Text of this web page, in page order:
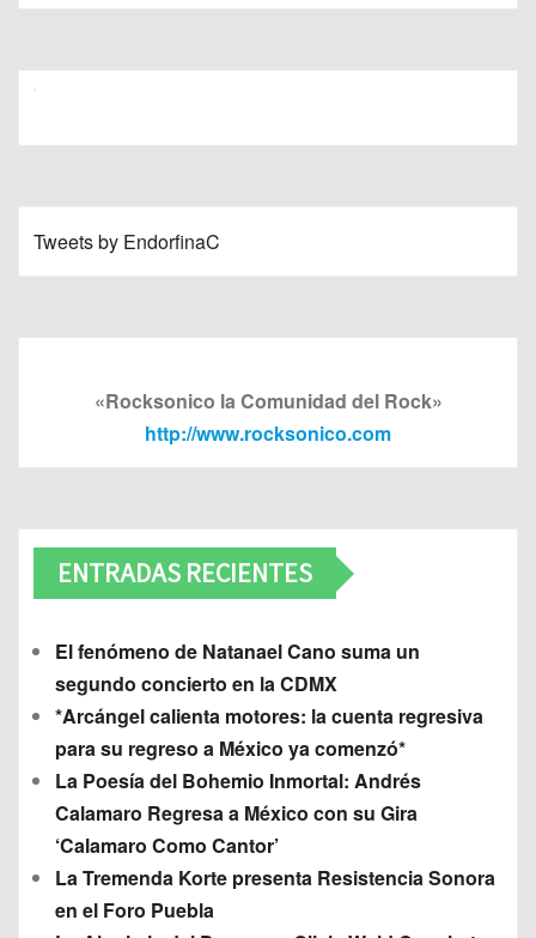
Tweets by EndorfinaC
«Rocksonico la Comunidad del Rock»
http://www.rocksonico.com
ENTRADAS RECIENTES
El fenómeno de Natanael Cano suma un
segundo concierto en la CDMX
*Arcángel calienta motores: la cuenta regresiva
para su regreso a México ya comenzó*
La Poesía del Bohemio Inmortal: Andrés
Calamaro Regresa a México con su Gira
‘Calamaro Como Cantor’
La Tremenda Korte presenta Resistencia Sonora
en el Foro Puebla